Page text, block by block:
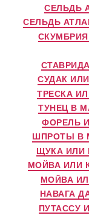
СЕЛЬДЬ
СЕЛЬДЬ
СУДАК
ТРЕСКА
ТУНЕЦ В
ФОРЕЛЬ
ШПРОТЫ В
ЩУКА ИЛИ
МОЙВА ИЛИ
МОЙВА
НАВАГА
ПУТАССУ